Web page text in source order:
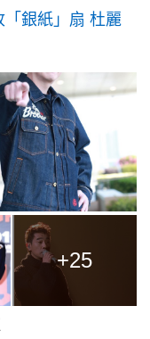
「銀紙」扇 杜麗
+25